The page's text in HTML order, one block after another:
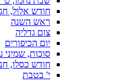
חודש אלול,
ראש השנה
צום גדליה
יום הכיפורים
סוכות, שמיני
חודש כסלו,
י' בטבת